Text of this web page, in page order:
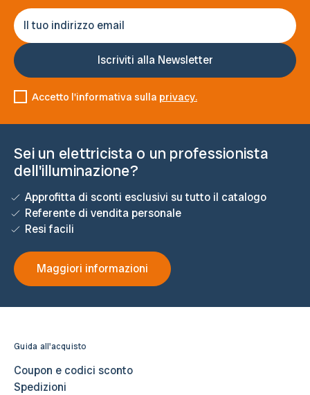
Accetto l'informativa sulla privacy.
Sei un elettricista o un professionista
dell'illuminazione?
Approfitta di sconti esclusivi su tutto il catalogo
Referente di vendita personale
Resi facili
Maggiori informazioni
Guida all'acquisto
Coupon e codici sconto
Spedizioni